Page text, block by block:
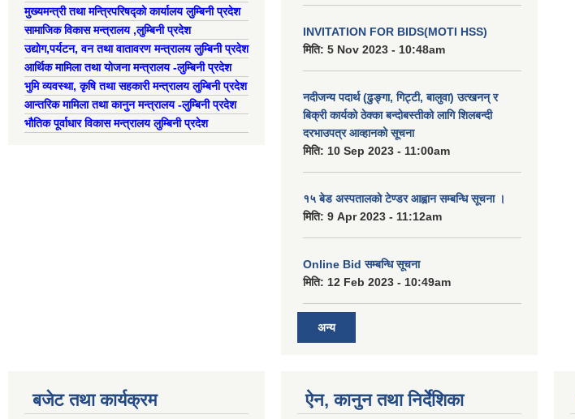
मुख्यमन्त्री तथा मन्त्रिपरिषद्को कार्यालय लुम्बिनी प्रदेश
सामाजिक विकास मन्त्रालय ,लुम्बिनी प्रदेश
उद्याेग,पर्यटन, वन तथा वातावरण मन्त्रालय लुम्बिनी प्रदेश
आर्थिक मामिला तथा योजना मन्त्रालय -लुम्बिनी प्रदेश
भुमि व्यवस्था, कृषि तथा सहकारी मन्त्रालय लुम्बिनी प्रदेश
आन्तरिक मामिला तथा कानुन मन्त्रालय -लुम्बिनी प्रदेश
भौतिक पूर्वाधार विकास मन्त्रालय लुम्बिनी प्रदेश
INVITATION FOR BIDS(MOTI HSS)
मिति: 5 Nov 2023 - 10:48am
नदीजन्य पदार्थ (ढुङ्गा, गिट्टी, बालुवा) उत्खनन् र
बिक्री कार्यको ठेक्का बन्दोबस्तीको लागि शिलबन्दी
दरभाउपत्र आव्हानको सूचना
मिति: 10 Sep 2023 - 11:00am
१५ बेड अस्पतालको टेण्डर आह्वान सम्बन्धि सूचना ।
मिति: 9 Apr 2023 - 11:12am
Online Bid सम्बन्धि सूचना
मिति: 12 Feb 2023 - 10:49am
अन्य
बजेट तथा कार्यक्रम ऐन, कानुन तथा निर्देशिका